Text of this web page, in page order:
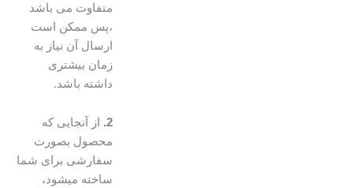
متفاوت می باشد
،پس ممکن است
ارسال آن نیاز به
زمان بیشتری
داشته باشد.
از آنجایی که
محصول بصورت
سفارشی برای شما
ساخته میشود،